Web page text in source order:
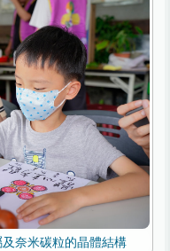
奈米碳粒的晶體結構